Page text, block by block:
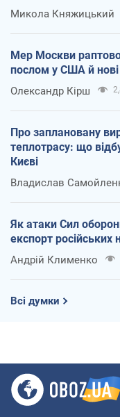
Микола Княжицький
Мер Москви
послом у США й нові
Олександр Кірш
Про заплановану
теплотрасу: що
Києві
Владислав
Як атаки Сил
експорт російських
Андрій Клименко
Всі думки